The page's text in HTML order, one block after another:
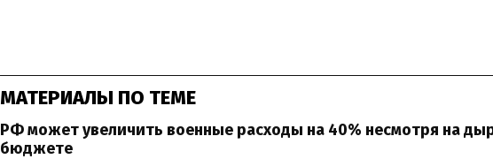
МАТЕРИАЛЫ ПО ТЕМЕ
РФ может увеличить военные расходы на 40% несмотря на
бюджете